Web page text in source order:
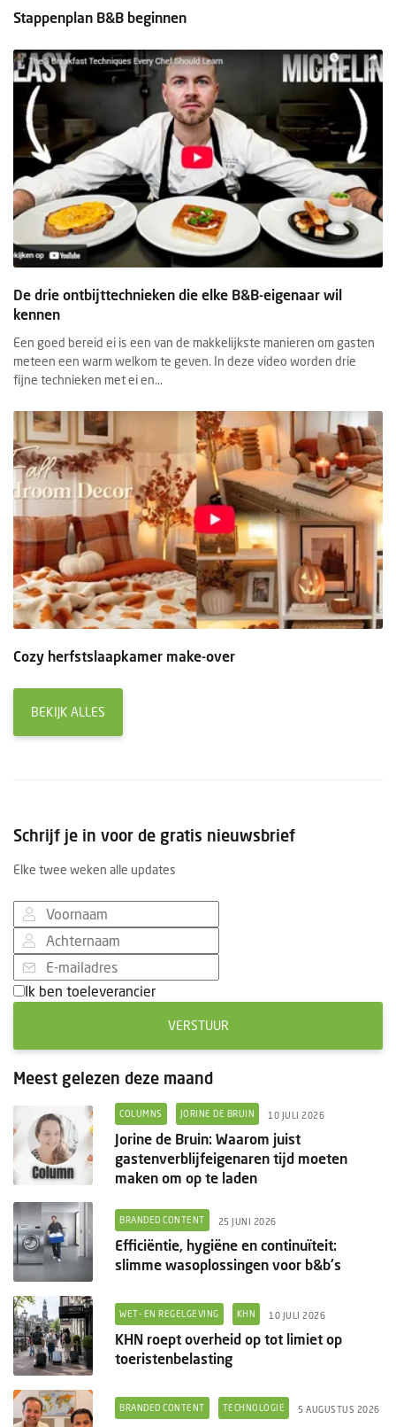
Stappenplan B&B beginnen
De drie ontbijttechnieken die elke B&B-eigenaar wil
kennen
Een goed bereid ei is een van de makkelijkste manieren om gasten
meteen een warm welkom te geven. In deze video worden drie
fijne technieken met ei en...
Cozy herfstslaapkamer make-over
BEKIJK ALLES
Schrijf je in voor de gratis nieuwsbrief
Elke twee weken alle updates
Ik ben toeleverancier
VERSTUUR
Meest gelezen deze maand
COLUMNS JORINE DE BRUIN 10 JULI 2026
Jorine de Bruin: Waarom juist
gastenverblijfeigenaren tijd moeten
maken om op te laden
BRANDED CONTENT 25 JUNI 2026
Efficiëntie, hygiëne en continuïteit:
slimme wasoplossingen voor b&b's
WET- EN REGELGEVING KHN 10 JULI 2026
KHN roept overheid op tot limiet op
toeristenbelasting
BRANDED CONTENT TECHNOLOGIE 5 AUGUSTUS 2026